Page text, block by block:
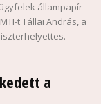
állampapír
t Tállai András, a
a